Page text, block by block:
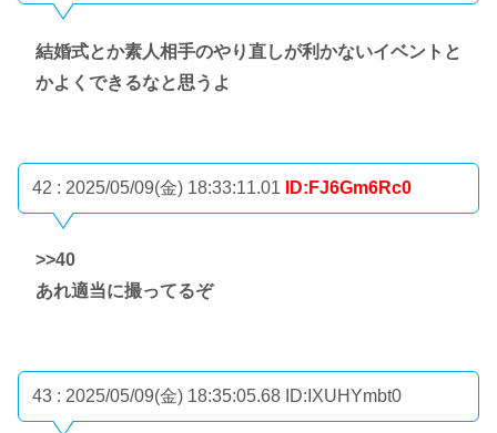
結婚式とか素人相手のやり直しが利かないイベントと
かよくできるなと思うよ
42 : 2025/05/09(金) 18:33:11.01 ID:FJ6Gm6Rc0
>>40
あれ適当に撮ってるぞ
43 : 2025/05/09(金) 18:35:05.68 ID:IXUHYmbt0